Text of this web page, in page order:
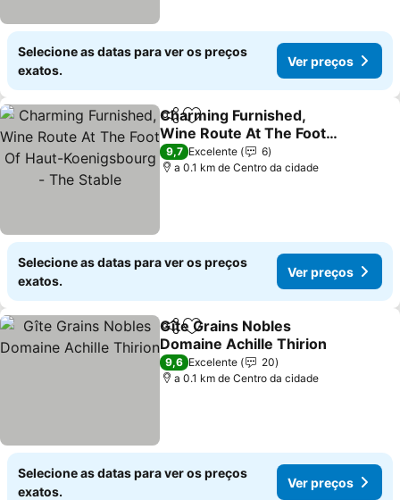
Selecione as datas para ver os preços
exatos.
Ver preços
PartilharAdicionar aos favoritos
Charming Furnished,
Wine Route At The Foot
Of Haut-Koenigsbourg -
The Stable
9,7 Excelente
6
a 0.1 km de Centro da cidade
Selecione as datas para ver os preços
exatos.
Ver preços
PartilharAdicionar aos favoritos
Gîte Grains Nobles
Domaine Achille Thirion
9,6 Excelente
20
a 0.1 km de Centro da cidade
Selecione as datas para ver os preços
exatos.
Ver preços